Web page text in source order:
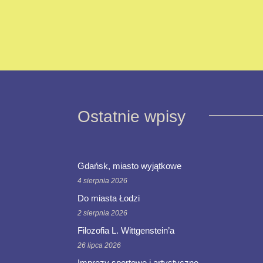
Ostatnie wpisy
Gdańsk, miasto wyjątkowe
4 sierpnia 2026
Do miasta Łodzi
2 sierpnia 2026
Filozofia L. Wittgenstein’a
26 lipca 2026